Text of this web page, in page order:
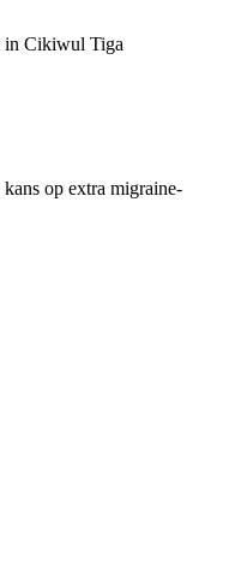
in Cikiwul Tiga
op extra migraine-